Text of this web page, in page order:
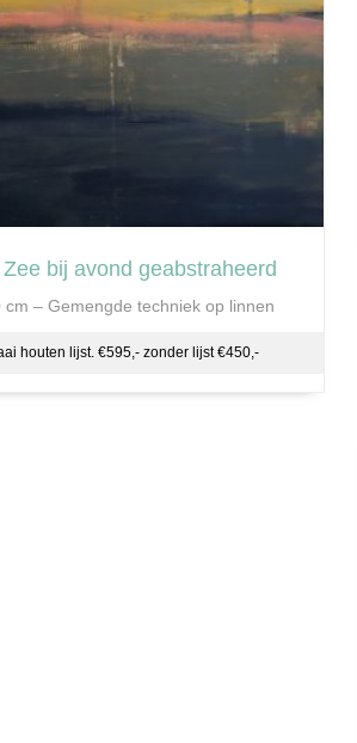
bij avond geabstraheerd
cm – Gemengde techniek op linnen
houten lijst. €595,- zonder lijst €450,-